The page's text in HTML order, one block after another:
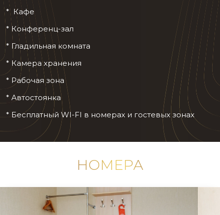
* Кафе
* Конференц-зал
* Гладильная комната
* Камера хранения
* Рабочая зона
* Автостоянка
* Бесплатный WI-FI в номерах и гостевых зонах
НОМЕРА